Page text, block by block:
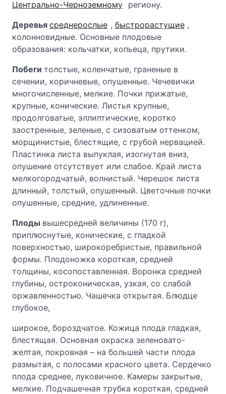
Центрально-Черноземному региону.
Деревья среднерослые , быстрорастущие ,
колонновидные. Основные плодовые
образования: кольчатки, копьеца, прутики.
Побеги толстые, коленчатые, граненые в
сечении, коричневые, опушенные. Чечевички
многочисленные, мелкие. Почки прижатые,
крупные, конические. Листья крупные,
продолговатые, эллиптические, коротко
заостренные, зеленые, с сизоватым оттенком,
морщинистые, блестящие, с грубой нервацией.
Пластинка листа выпуклая, изогнутая вниз,
опушение отсутствует или слабое. Край листа
мелкогородчатый, волнистый. Черешок листа
длинный, толстый, опушенный. Цветочные почки
опушенные, средние, удлиненные.
Плоды вышесредней величины (170 г),
приплюснутые, конические, с гладкой
поверхностью, широкоребристые, правильной
формы. Плодоножка короткая, средней
толщины, косопоставленная. Воронка средней
глубины, остроконическая, узкая, со слабой
оржавленностью. Чашечка открытая. Блюдце
глубокое,
широкое, бороздчатое. Кожица плода гладкая,
блестящая. Основная окраска зеленовато-
желтая, покровная – на большей части плода
размытая, с полосами красного цвета. Сердечко
плода среднее, луковичное. Камеры закрытые,
мелкие. Подчашечная трубка короткая, средней